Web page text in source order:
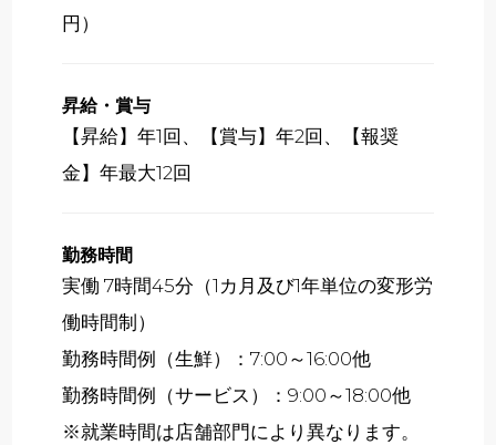
円）
昇給・賞与
【昇給】年1回、【賞与】年2回、【報奨
金】年最大12回
勤務時間
実働 7時間45分（1カ月及び1年単位の変形労
働時間制）
勤務時間例（生鮮）：7:00～16:00他
勤務時間例（サービス）：9:00～18:00他
※就業時間は店舗部門により異なります。